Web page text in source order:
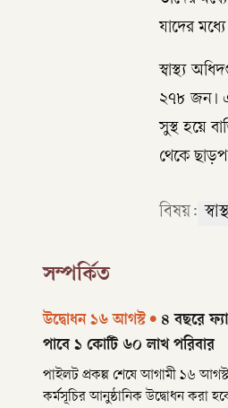
যাদের
স্বাস্থ্য
২৭৮ জন।
সুস্থ হয়ে
থেকে
বিষয়:
সম্পর্কিত
উদ্বোধন ১৬ আগস্ট • ৪ বছরে
পাবে ১ কোটি ৬০ লাখ পরিবার
পাইলট প্রকল্প শেষে আগামী ১৬ আগস্ট
কর্মসূচির আনুষ্ঠানিক উদ্বোধন করা